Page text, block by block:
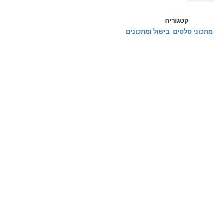
קטגוריה
מתכוני סלטים בישול ומתכונים